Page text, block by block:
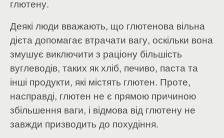
глютену.
Деякі люди вважають, що глютенова вільна
дієта допомагає втрачати вагу, оскільки вона
змушує виключити з раціону більшість
вуглеводів, таких як хліб, печиво, паста та
інші продукти, які містять глютен. Проте,
насправді, глютен не є прямою причиною
збільшення ваги, і відмова від глютену не
завжди призводить до похудіння.